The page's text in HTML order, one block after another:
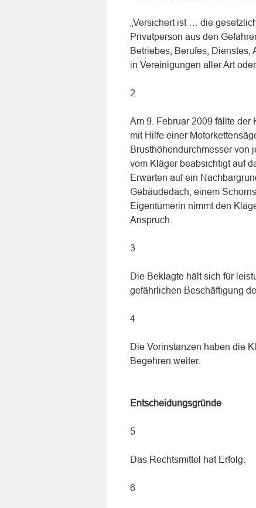
„Versichert ist … die
Privatperson aus den
Betriebes, Berufes, Dienstes,
in Vereinigungen aller Art
2
Am 9. Februar 2009 fällte der
mit Hilfe einer
Brusthöhendurchmesser von
vom Kläger beabsichtigt auf
Erwarten auf ein
Gebäudedach, einem
Eigentümerin nimmt den
Anspruch.
3
Die Beklagte hält sich für
gefährlichen Beschäftigung
4
Die Vorinstanzen haben die
Begehren weiter.
Entscheidungsgründe
5
Das Rechtsmittel hat Erfolg.
6